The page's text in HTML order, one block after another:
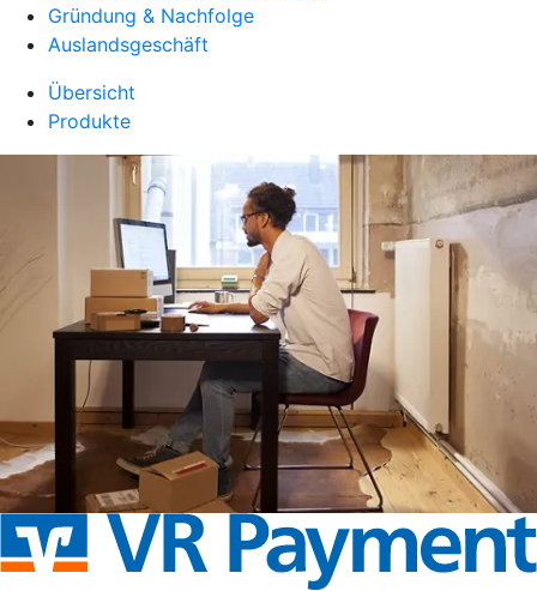
Gründung & Nachfolge
Auslandsgeschäft
Übersicht
Produkte